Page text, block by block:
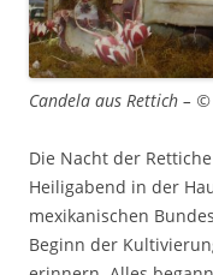
Candela aus Rettich –
Die Nacht der
Heiligabend in der
mexikanischen
Beginn der